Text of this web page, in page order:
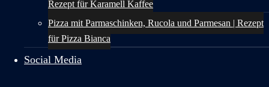
Rezept für Karamell Kaffee
Pizza mit Parmaschinken, Rucola und Parmesan | Rezept
für Pizza Bianca
Social Media